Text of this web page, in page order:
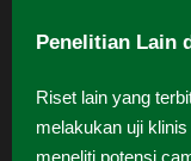
Penelitian Lain
Riset lain yang
melakukan uji